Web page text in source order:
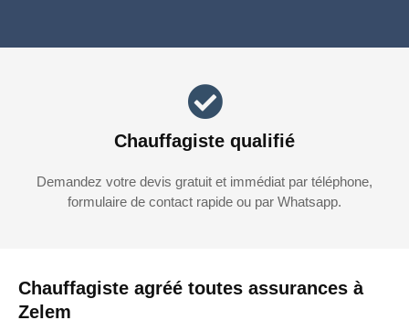
Chauffagiste agréé toutes assurances à
Zelem
Chauffagiste qualifié
Demandez votre devis gratuit et immédiat par téléphone,
formulaire de contact rapide ou par Whatsapp.